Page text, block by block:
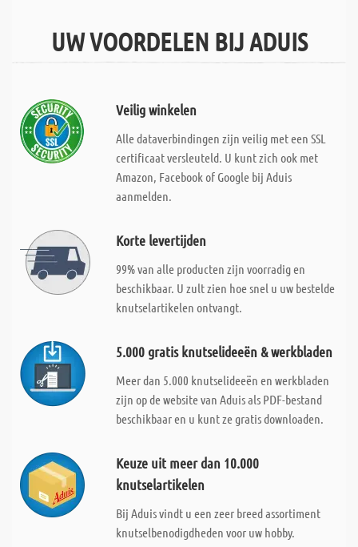
UW VOORDELEN BIJ ADUIS
Veilig winkelen
Alle dataverbindingen zijn veilig met een SSL
certificaat versleuteld. U kunt zich ook met
Amazon, Facebook of Google bij Aduis
aanmelden.
Korte levertijden
99% van alle producten zijn voorradig en
beschikbaar. U zult zien hoe snel u uw bestelde
knutselartikelen ontvangt.
5.000 gratis knutselideeën & werkbladen
Meer dan 5.000 knutselideeën en werkbladen
zijn op de website van Aduis als PDF-bestand
beschikbaar en u kunt ze gratis downloaden.
Keuze uit meer dan 10.000
knutselartikelen
Bij Aduis vindt u een zeer breed assortiment
knutselbenodigdheden voor uw hobby.